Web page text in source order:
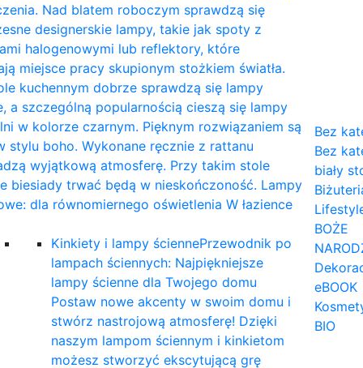
Nad blatem roboczym sprawdzą się
designerskie lampy, takie jak spoty z
halogenowymi lub reflektory, które
miejsce pracy skupionym stożkiem światła.
kuchennym dobrze sprawdzą się lampy
a szczególną popularnością cieszą się lampy
w kolorze czarnym. Pięknym rozwiązaniem są
stylu boho. Wykonane ręcznie z rattanu
wyjątkową atmosferę. Przy takim stole
biesiady trwać będą w nieskończoność. Lampy
dla równomiernego oświetlenia W łazience
Kinkiety i lampy ściennePrzewodnik po
lampach ściennych: Najpiękniejsze
lampy ścienne dla Twojego domu
Postaw nowe akcenty w swoim domu i
stwórz nastrojową atmosferę! Dzięki
naszym lampom ściennym i kinkietom
możesz stworzyć ekscytującą grę
Bez
Bez
biały
BOŻE
eBOOK
BIO